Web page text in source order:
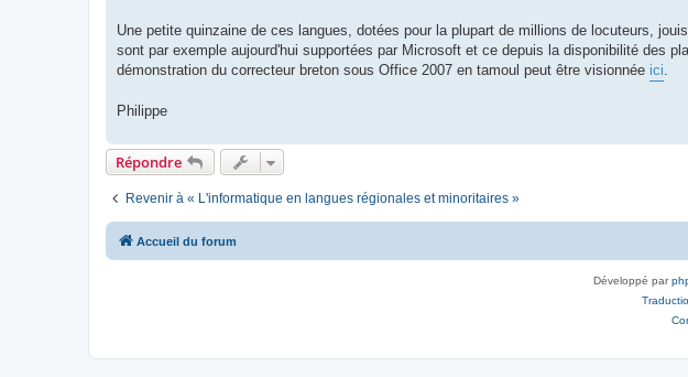
Une petite quinzaine de ces langues, dotées pour la plupart de millions de locuteurs,
sont par exemple aujourd'hui supportées par Microsoft et ce depuis la disponibilité des
démonstration du correcteur breton sous Office 2007 en tamoul peut être visionnée ici
Philippe
Répondre
Revenir à « L'informatique en langues régionales et minoritaires »
Accueil du forum
Développé par